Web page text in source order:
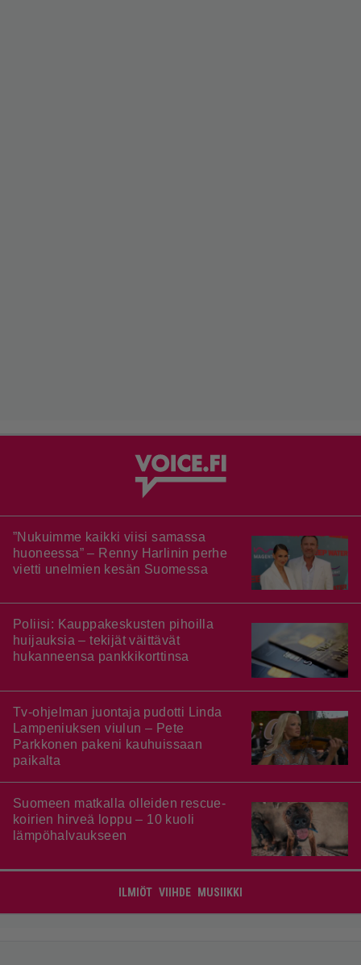
”Nukuimme kaikki viisi samassa
huoneessa” – Renny Harlinin perhe
vietti unelmien kesän Suomessa
Poliisi: Kauppakeskusten pihoilla
huijauksia – tekijät väittävät
hukanneensa pankkikorttinsa
Tv-ohjelman juontaja pudotti Linda
Lampeniuksen viulun – Pete
Parkkonen pakeni kauhuissaan
paikalta
Suomeen matkalla olleiden rescue-
koirien hirveä loppu – 10 kuoli
lämpöhalvaukseen
ILMIÖT VIIHDE MUSIIKKI